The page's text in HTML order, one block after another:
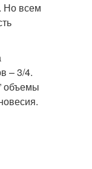
Но всем
– 3/4.
объемы